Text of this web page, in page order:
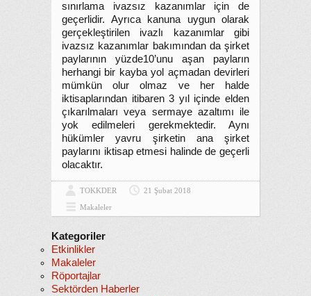
sınırlama ivazsız kazanımlar için de
geçerlidir. Ayrıca kanuna uygun olarak
gerçekleştirilen ivazlı kazanımlar gibi
ivazsız kazanımlar bakımından da şirket
paylarının yüzde10’unu aşan payların
herhangi bir kayba yol açmadan devirleri
mümkün olur olmaz ve her halde
iktisaplarından itibaren 3 yıl içinde elden
çıkarılmaları veya sermaye azaltımı ile
yok edilmeleri gerekmektedir. Aynı
hükümler yavru şirketin ana şirket
paylarını iktisap etmesi halinde de geçerli
olacaktır.
TOKKDER
21 Şubat 2018
Makaleler
Kategoriler
Etkinlikler
Makaleler
Röportajlar
Sektörden Haberler